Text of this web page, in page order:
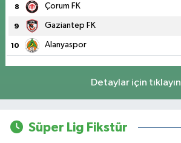
8 Çorum FK
9 Gaziantep FK
10 Alanyaspor
Detaylar için tıklayın
Süper Lig Fikstür